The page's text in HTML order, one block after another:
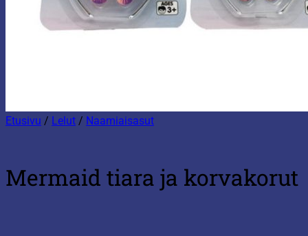
Etusivu / Lelut / Naamiaisasut
Mermaid tiara ja korvakorut